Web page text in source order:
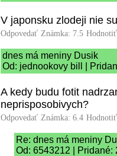
V japonsku zlodeji nie su
Odpovedať Známka: 7.5
dnes má meniny Dusik
Od: jednookovy bill |
A kedy budu fotit
neprisposobivych?
Odpovedať Známka: 6.4
Re: dnes má meniny
Od: 6543212 | Pridané: